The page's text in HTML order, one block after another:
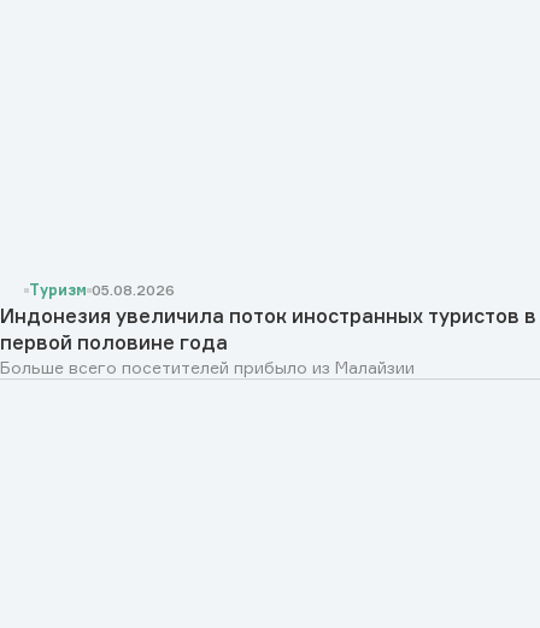
Туризм 05.08.2026
Индонезия увеличила поток иностранных туристов в
первой половине года
Больше всего посетителей прибыло из Малайзии